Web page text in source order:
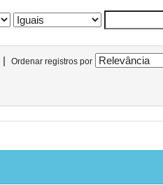
| Ordenar registros por